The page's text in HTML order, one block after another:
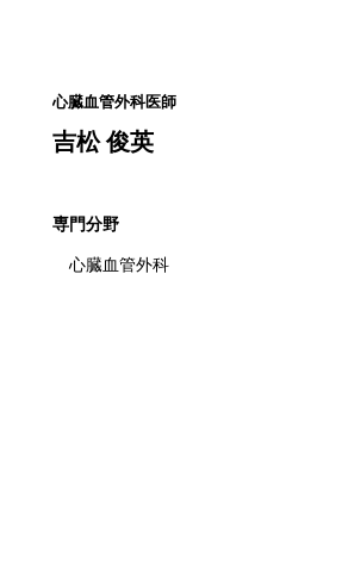
心臓血管外科医師
吉松 俊英
専門分野
心臓血管外科